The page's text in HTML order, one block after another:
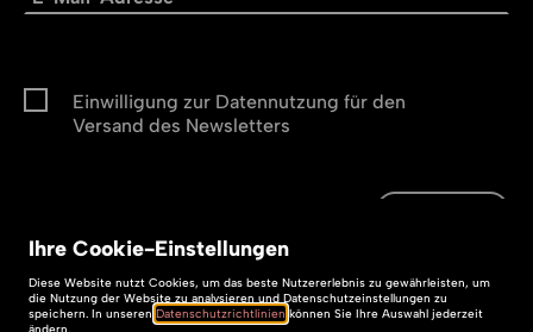
Einwilligung zur Datennutzung für den
Versand des Newsletters
Impressum
Ihre Cookie-Einstellungen
Diese Website nutzt Cookies, um das beste Nutzererlebnis zu gewährleisten, um
die Nutzung der Website zu analysieren und Datenschutzeinstellungen zu
speichern. In unseren Datenschutzrichtlinien können Sie Ihre Auswahl jederzeit